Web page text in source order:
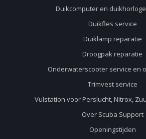
Duikcomputer en
Duikfles service
Duiklamp reparatie
Droogpak reparatie
Onderwaterscooter service en
Trimvest service
Vulstation voor Perslucht, Nitrox,
Over Scuba Support
Openingstijden